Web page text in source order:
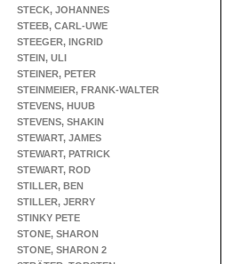
STECK, JOHANNES
STEEB, CARL-UWE
STEEGER, INGRID
STEIN, ULI
STEINER, PETER
STEINMEIER, FRANK-WALTER
STEVENS, HUUB
STEVENS, SHAKIN
STEWART, JAMES
STEWART, PATRICK
STEWART, ROD
STILLER, BEN
STILLER, JERRY
STINKY PETE
STONE, SHARON
STONE, SHARON 2